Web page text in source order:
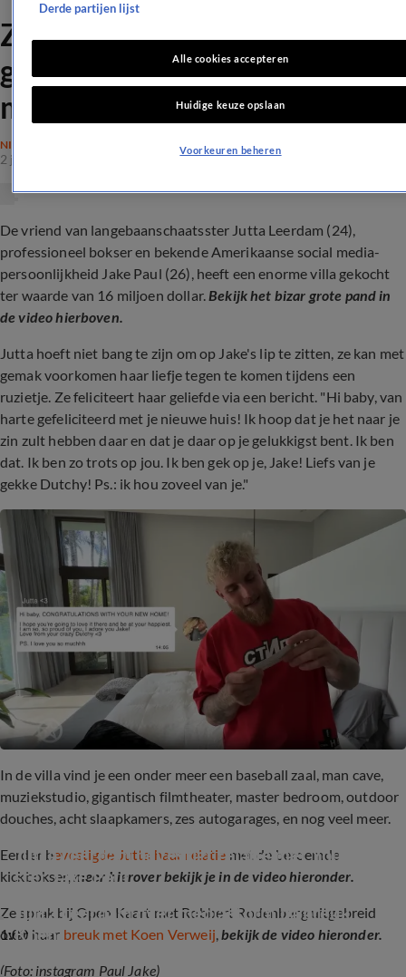
ZIEN: Vriend Jutta Leerdam
geeft hometour in nieuwe
miljoenenvilla
NIEUWS
2 juni 2023, 13:51
De vriend van langebaanschaatsster Jutta Leerdam (24),
professioneel bokser en bekende Amerikaanse social media-
persoonlijkheid Jake Paul (26), heeft een enorme villa gekocht
ter waarde van 16 miljoen dollar.Bekijk het bizar grote pand in
de video hierboven.
Jutta hoeft niet bang te zijn om op Jake's lip te zitten, ze kan met
gemak voorkomen haar liefje tegen te komen tijdens een
ruzietje. Ze feliciteert haar geliefde via een bericht. "Hi baby, van
harte gefeliciteerd met je nieuwe huis! Ik hoop dat je het naar je
zin zult hebben daar en dat je daar op je gelukkigst bent. Ik ben
dat. Ik ben zo trots op jou. Ik ben gek op je, Jake! Liefs van je
gekke Dutchy! Ps.: ik hou zoveel van je."
In de villa vind je een onder meer een baseball zaal, man cave,
muziekstudio, gigantisch filmtheater, master bedroom, outdoor
douches, acht slaapkamers, zes autogarages, en nog veel meer.
Eerder bevestigde Jutta haar relatie met de beroemde
kickbokser, meer hierover bekijk je in de video hieronder.
1:00
Jutta Leerdam bevestigt relatie met YouTube-
ster Jake Paul
Ze sprak bij Open Kaart met Robbert Rodenburg uitgebreid
over haar breuk met Koen Verweij,bekijk de video hieronder.
Jutta Leerdam over mediastorm na breuk
Koen
(Foto: instagram Paul Jake)
Derde partijen lijst
Alle cookies accepteren
Huidige keuze opslaan
Voorkeuren beheren